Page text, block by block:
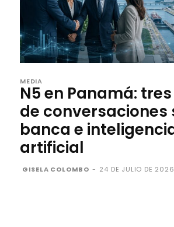
MEDIA
N5 en Panamá:
de conversaciones
banca e
artificial
GISELA COLOMBO - 24 DE JULIO DE 2026